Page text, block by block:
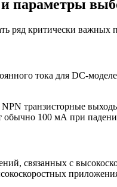
параметры
критически важных
тока для DC-
транзисторные
обычно 100 мА при
связанных с